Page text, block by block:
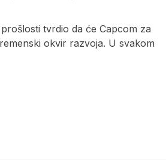
tvrdio da će Capcom za
okvir razvoja. U svakom